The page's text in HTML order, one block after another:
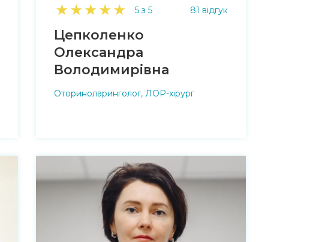
★★★★★ 5 з 5 81 відгук
Цепколенко
Олександра
Володимирівна
Оториноларинголог, ЛОР-хірург